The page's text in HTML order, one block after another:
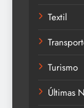
Textil
Turismo
Últimas